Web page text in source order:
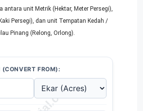
antara unit Metrik (Hektar, Meter Persegi),
Persegi), dan unit Tempatan Kedah /
Pinang (Relong, Orlong).
(CONVERT FROM):